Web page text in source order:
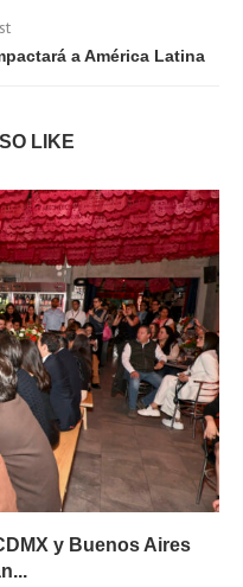
a América Latina
LIKE
y Buenos Aires